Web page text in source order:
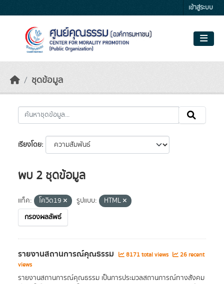
เข้าสู่ระบบ
ชุดข้อมูล
เรียงโดย
พบ 2 ชุดข้อมูล
แท็ค: โควิด19 รูปแบบ:
HTML
กรองผลลัพธ์
รายงานสถานการณ์คุณธรรม 8171 total views
26 recent
views
รายงานสถานการณ์คุณธรรม เป็นการประมวลสถานการณ์ทางสังคม